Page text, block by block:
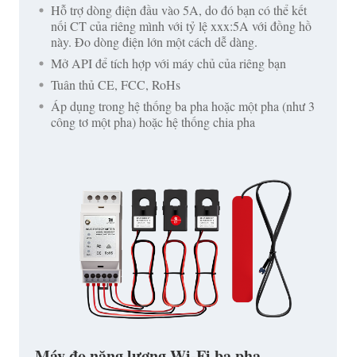
Hỗ trợ dòng điện đầu vào 5A, do đó bạn có thể kết
nối CT của riêng mình với tỷ lệ xxx:5A với đồng hồ
này. Đo dòng điện lớn một cách dễ dàng.
Mở API để tích hợp với máy chủ của riêng bạn
Tuân thủ CE, FCC, RoHs
Áp dụng trong hệ thống ba pha hoặc một pha (như 3
công tơ một pha) hoặc hệ thống chia pha